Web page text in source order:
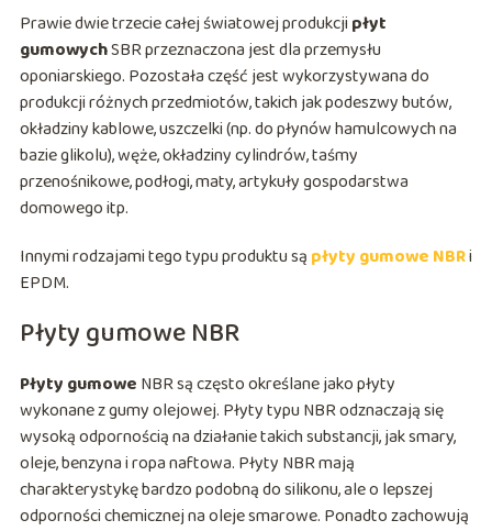
Prawie dwie trzecie całej światowej produkcji płyt
gumowychSBR przeznaczona jest dla przemysłu
oponiarskiego. Pozostała część jest wykorzystywana do
produkcji różnych przedmiotów, takich jak podeszwy butów,
okładziny kablowe, uszczelki (np. do płynów hamulcowych na
bazie glikolu), węże, okładziny cylindrów, taśmy
przenośnikowe, podłogi, maty, artykuły gospodarstwa
domowego itp.
Innymi rodzajami tego typu produktu są płyty gumowe NBRi
EPDM.
Płyty gumowe NBR
Płyty gumowe NBR są często określane jako płyty
wykonane z gumy olejowej. Płyty typu NBR odznaczają się
wysoką odpornością na działanie takich substancji, jak smary,
oleje, benzyna i ropa naftowa. Płyty NBR mają
charakterystykę bardzo podobną do silikonu, ale o lepszej
odporności chemicznej na oleje smarowe. Ponadto zachowują